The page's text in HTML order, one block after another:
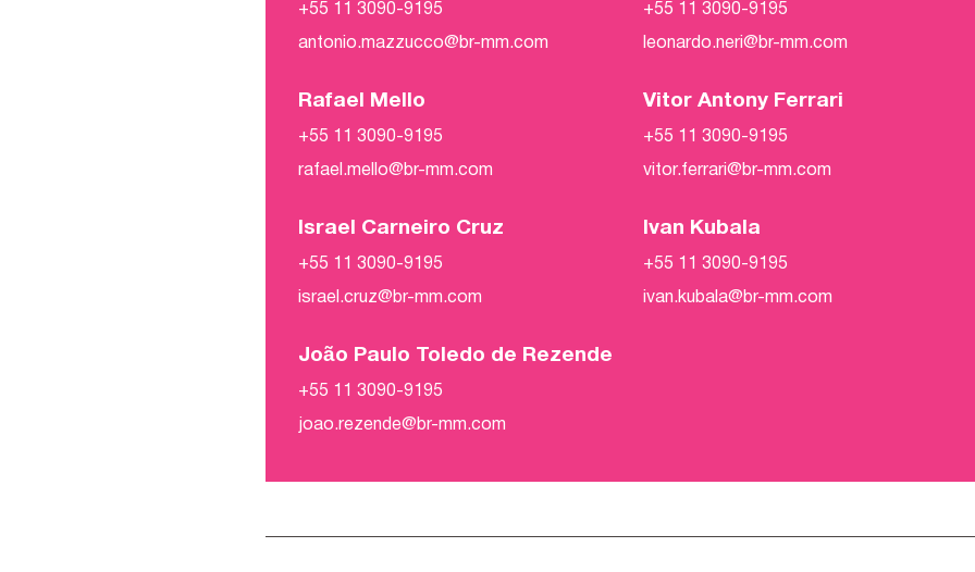
+55 11 3090-9195
antonio.mazzucco@br-mm.com
+55 11 3090-9195
leonardo.neri@br-mm.com
Rafael Mello
+55 11 3090-9195
rafael.mello@br-mm.com
Vitor Antony Ferrari
+55 11 3090-9195
vitor.ferrari@br-mm.com
Israel Carneiro Cruz
+55 11 3090-9195
israel.cruz@br-mm.com
Ivan Kubala
+55 11 3090-9195
ivan.kubala@br-mm.com
João Paulo Toledo de Rezende
+55 11 3090-9195
joao.rezende@br-mm.com